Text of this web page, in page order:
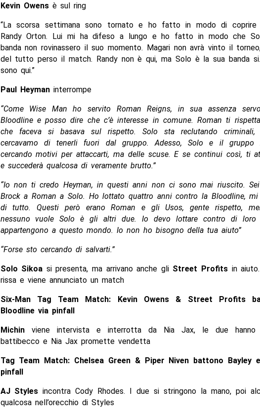
Kevin Owens è sul ring
“La scorsa settimana sono tornato e ho fatto in modo di
Randy Orton. Lui mi ha difeso a lungo e ho fatto in modo che
banda non rovinassero il suo momento. Magari non avrà vinto il
del tutto perso il match. Randy non è qui, ma Solo è la sua banda
sono qui.”
Paul Heyman interrompe
“Come Wise Man ho servito Roman Reigns, in sua assenza
Bloodline e posso dire che c’è interesse in comune. Roman ti
che faceva si basava sul rispetto. Solo sta reclutando criminali,
cercavamo di tenerli fuori dal gruppo. Adesso, Solo e il gruppo
cercando motivi per attaccarti, ma delle scuse. E se continui così, ti
e succederà qualcosa di veramente brutto.”
“Io non ti credo Heyman, in questi anni non ci sono mai riuscito.
Brock a Roman a Solo. Ho lottato quattro anni contro la Bloodline,
di tutto. Questi però erano Roman e gli Usos, gente rispetto,
nessuno vuole Solo è gli altri due. Io devo lottare contro di loro
appartengono a questo mondo. Io non ho bisogno della tua aiuto”
“Forse sto cercando di salvarti.”
Solo Sikoa si presenta, ma arrivano anche gli Street Profits in
rissa e viene annunciato un match
Six-Man Tag Team Match: Kevin Owens & Street Profits
Bloodline via pinfall
Michin viene intervista e interrotta da Nia Jax, le due hanno
battibecco e Nia Jax promette vendetta
Tag Team Match: Chelsea Green & Piper Niven battono Bayley
pinfall
AJ Stylesincontra Cody Rhodes. I due si stringono la mano, poi
qualcosa nell’orecchio di Styles